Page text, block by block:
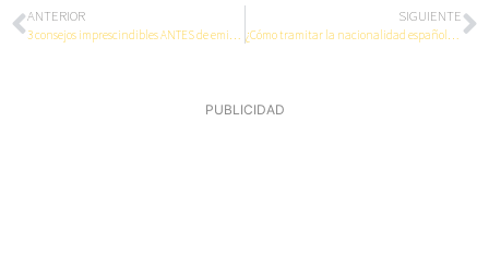
ANTERIOR
3 consejos imprescindibles ANTES de emigrar
SIGUIENTE
¿Cómo tramitar la nacionalidad española por matrimonio?
PUBLICIDAD